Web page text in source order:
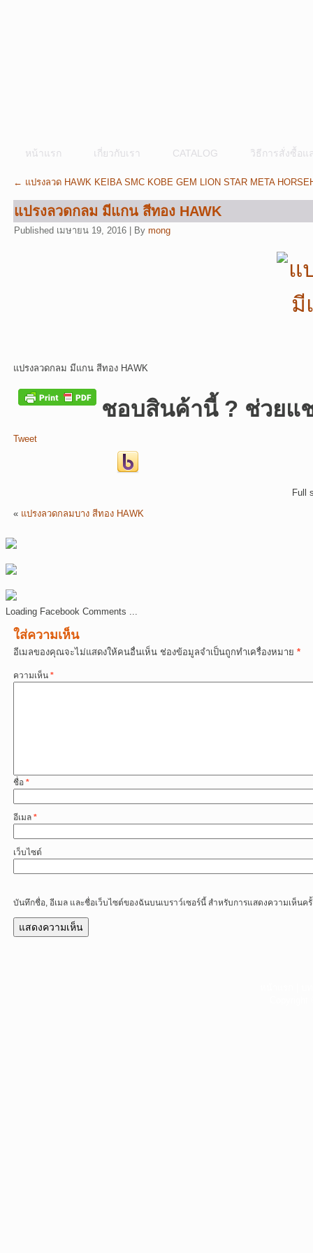
หน้าแรก เกี่ยวกับเรา CATALOG วิธีการสั่งซื้อแ
← แปรงลวด HAWK KEIBA SMC KOBE GEM LION STAR META
แปรงลวดกลม มีแกน สีทอง HAWK
Published เมษายน 19, 2016 By mong
แปรงลวดกลม มีแกน สีทอง HAWK
ชอบสินค้านี้ ? ช่วยแ
Tweet
Full
« แปรงลวดกลมบาง สีทอง HAWK
Loading Facebook Comments ...
ใส่ความเห็น
อีเมลของคุณจะไม่แสดงให้คนอื่นเห็น ช่องข้อมูลจำเป็นถูกทำเครื่องหมาย *
ความเห็น *
ชื่อ *
อีเมล *
เว็บไซต์
บันทึกชื่อ, อีเมล และชื่อเว็บไซต์ของฉันบนเบราว์เซอร์นี้ สำหรับการแสดงความเห็นค